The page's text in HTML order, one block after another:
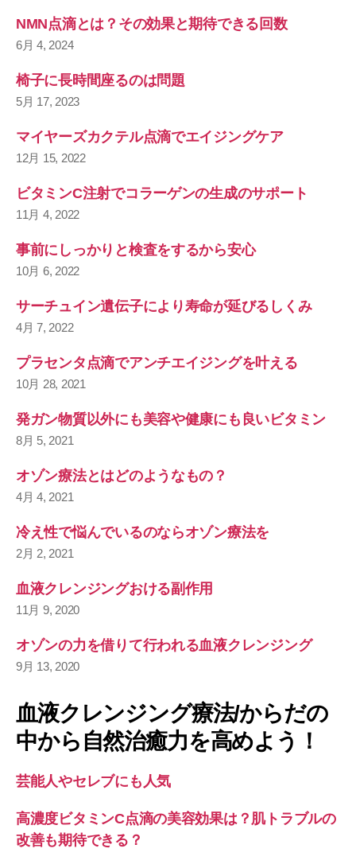
NMN点滴とは？その効果と期待できる回数
6月 4, 2024
椅子に長時間座るのは問題
5月 17, 2023
マイヤーズカクテル点滴でエイジングケア
12月 15, 2022
ビタミンC注射でコラーゲンの生成のサポート
11月 4, 2022
事前にしっかりと検査をするから安心
10月 6, 2022
サーチュイン遺伝子により寿命が延びるしくみ
4月 7, 2022
プラセンタ点滴でアンチエイジングを叶える
10月 28, 2021
発ガン物質以外にも美容や健康にも良いビタミン
8月 5, 2021
オゾン療法とはどのようなもの？
4月 4, 2021
冷え性で悩んでいるのならオゾン療法を
2月 2, 2021
血液クレンジングおける副作用
11月 9, 2020
オゾンの力を借りて行われる血液クレンジング
9月 13, 2020
血液クレンジング療法/からだの
中から自然治癒力を高めよう！
芸能人やセレブにも人気
高濃度ビタミンC点滴の美容効果は？肌トラブルの
改善も期待できる？